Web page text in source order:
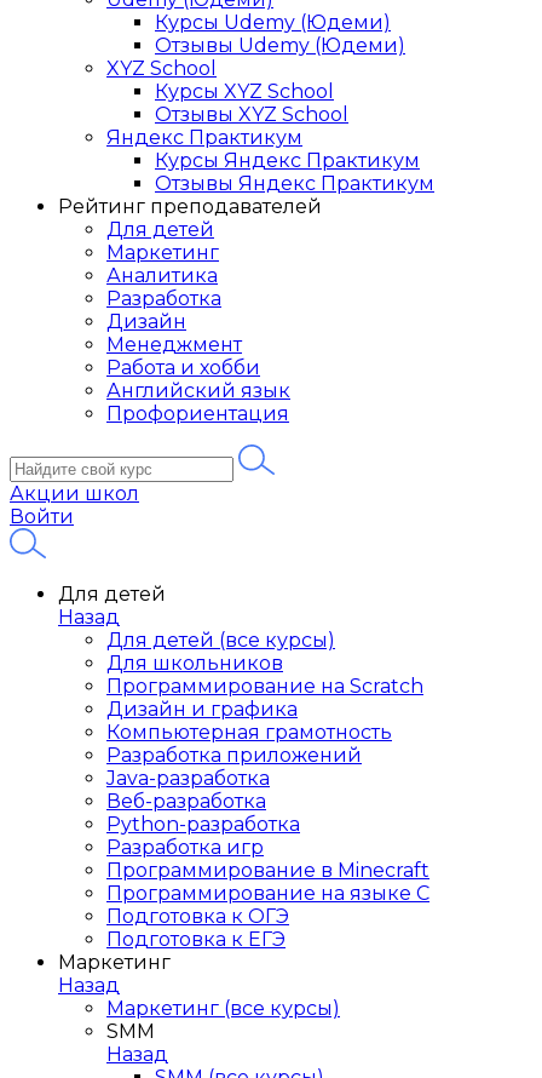
Курсы Udemy (Юдеми)
Отзывы Udemy (Юдеми)
XYZ School
Курсы XYZ School
Отзывы XYZ School
Яндекс Практикум
Курсы Яндекс Практикум
Отзывы Яндекс Практикум
Рейтинг преподавателей
Для детей
Маркетинг
Аналитика
Разработка
Дизайн
Менеджмент
Работа и хобби
Английский язык
Профориентация
Акции школ
Войти
Для детей
Назад
Для детей (все курсы)
Для школьников
Программирование на Scratch
Дизайн и графика
Компьютерная грамотность
Разработка приложений
Java-разработка
Веб-разработка
Python-разработка
Разработка игр
Программирование в Minecraft
Программирование на языке C
Подготовка к ОГЭ
Подготовка к ЕГЭ
Маркетинг
Назад
Маркетинг (все курсы)
SMM
Назад